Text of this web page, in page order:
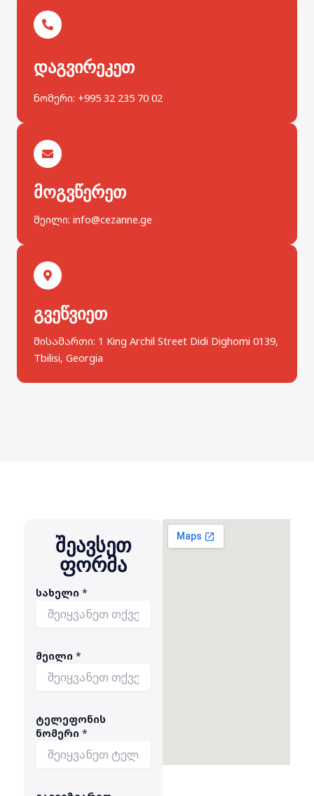
დაგვირეკეთ
ნომერი: +995 32 235 70 02
მოგვწერეთ
მეილი: info@cezanne.ge
გვეწვიეთ
მისამართი: 1 King Archil Street Didi Dighomi 0139,
Tbilisi, Georgia
შეავსეთ
ფორმა
სახელი *
მეილი *
ტელეფონის
ნომერი *